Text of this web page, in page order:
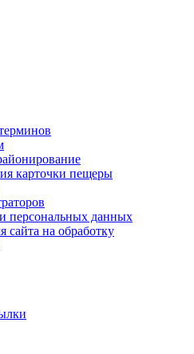
карточки пещеры
персональных данных
сайта на обработку